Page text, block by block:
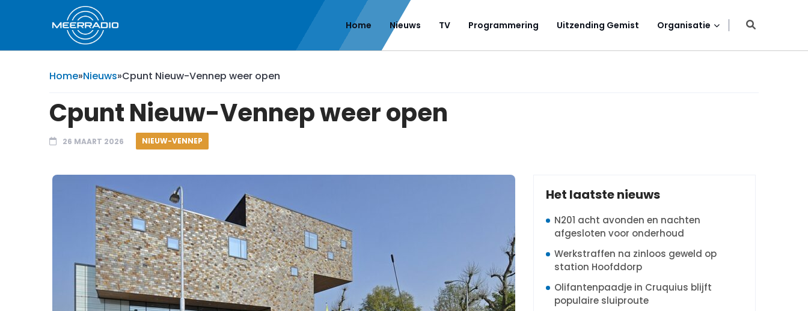
Home Nieuws TV Programmering Uitzending Gemist Organisatie
Home»Nieuws»Cpunt Nieuw-Vennep weer open
Cpunt Nieuw-Vennep weer open
26 MAART 2026 NIEUW-VENNEP
Het laatste nieuws
N201 acht avonden en nachten
afgesloten voor onderhoud
Werkstraffen na zinloos geweld op
station Hoofddorp
Olifantenpaadje in Cruquius blijft
populaire sluiproute